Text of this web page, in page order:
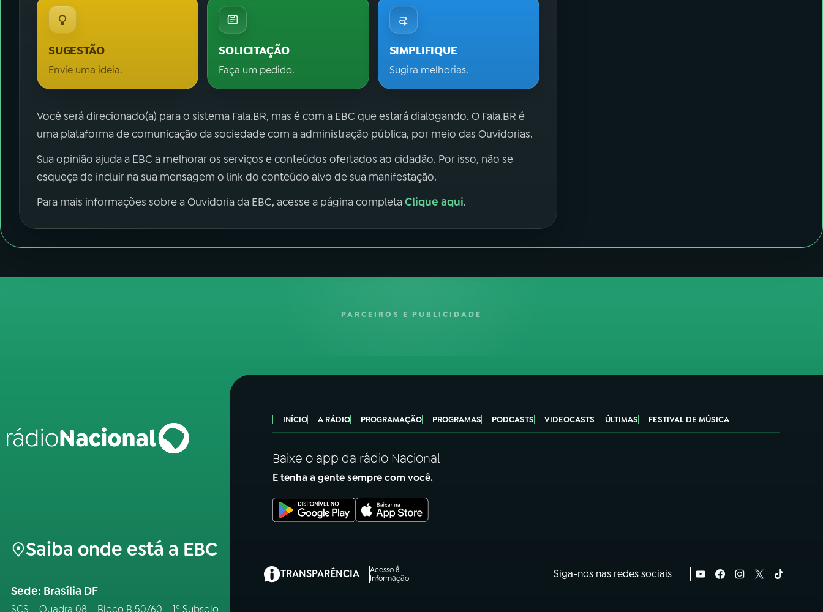
SUGESTÃO
Envie uma ideia.
SOLICITAÇÃO
Faça um pedido.
SIMPLIFIQUE
Sugira melhorias.
Você será direcionado(a) para o sistema Fala.BR, mas é com a EBC que estará dialogando. O Fala.BR é
uma plataforma de comunicação da sociedade com a administração pública, por meio das Ouvidorias.
Sua opinião ajuda a EBC a melhorar os serviços e conteúdos ofertados ao cidadão. Por isso, não se
esqueça de incluir na sua mensagem o link do conteúdo alvo de sua manifestação.
Para mais informações sobre a Ouvidoria da EBC, acesse a página completaClique aqui.
PARCEIROS E PUBLICIDADE
Saiba onde está a EBC
Sede: Brasília DF
SCS – Quadra 08 – Bloco B 50/60 – 1º Subsolo
INÍCIO A RÁDIO PROGRAMAÇÃO PROGRAMAS PODCASTS VIDEOCASTS ÚLTIMAS FESTIVAL DE MÚSICA
Baixe o app da rádio Nacional
E tenha a gente sempre com você.
TRANSPARÊNCIA
Acesso à
Informação
(abre em nova aba) Siga-nos nas redes sociais